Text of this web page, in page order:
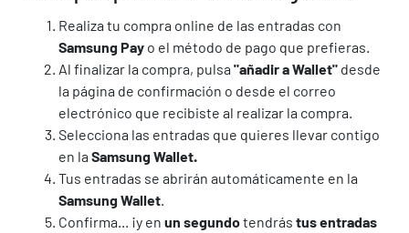
Realiza tu compra online de las entradas con
Samsung Pay o el método de pago que prefieras.
Al finalizar la compra, pulsa"añadir a Wallet" desde
la página de confirmación o desde el correo
electrónico que recibiste al realizar la compra.
Selecciona las entradas que quieres llevar contigo
en laSamsung Wallet.
Tus entradas se abrirán automáticamente en la
Samsung Wallet
Confirma... ¡y en un segundotendrás tus entradas